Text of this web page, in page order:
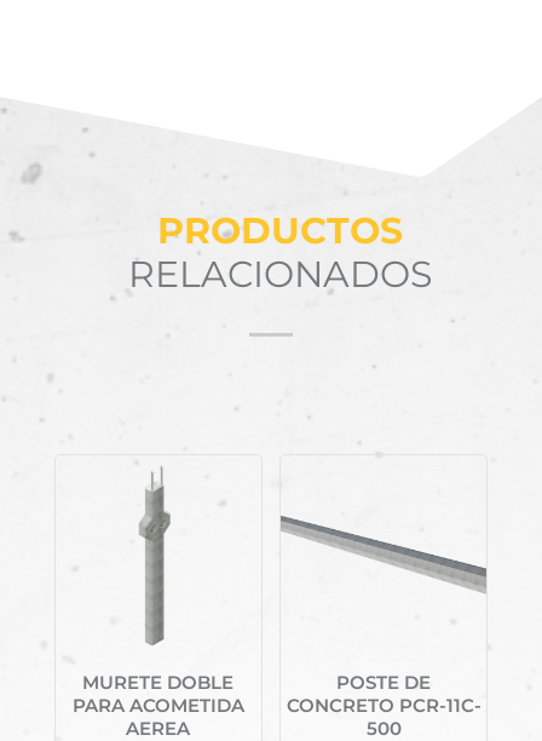
PRODUCTOS
RELACIONADOS
MURETE DOBLE
PARA ACOMETIDA
AEREA
POSTE DE
CONCRETO PCR-11C-
500